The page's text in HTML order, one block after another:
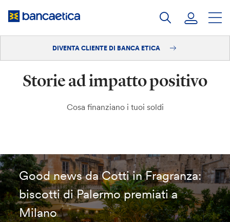
Diventa cliente
DIVENTA CLIENTE DI BANCA ETICA
Storie ad impatto positivo
Cosa finanziano i tuoi soldi
Good news da Cotti in Fragranza:
biscotti di Palermo premiati a
Milano